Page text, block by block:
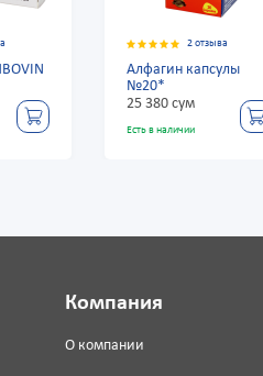
2 отзыва
Алфагин капсулы
25 380 сум
Есть в наличии
Компания
О компании